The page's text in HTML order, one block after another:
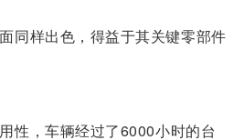
同样出色，得益于其关键零部件
性，车辆经过了6000小时的台